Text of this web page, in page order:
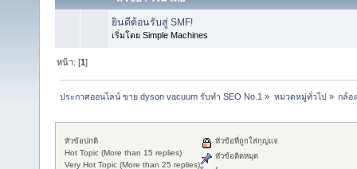
ยินดีต้อนรับสู่ SMF!
เริ่มโดย Simple Machines
หน้า: [1]
ประกาศออนไลน์ ขาย dyson vacuum รับทำ SEO No.1 » หมวดหมู่ทั่วไป» กล้อ
หัวข้อปกติ
Hot Topic (More than 15 replies)
Very Hot Topic (More than 25 replies)
หัวข้อที่ถูกใส่กุญแจ
หัวข้อติดหมุด